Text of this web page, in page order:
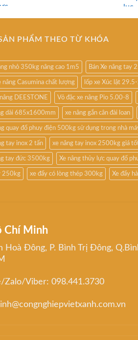
PHẨM THEO TỪ KHÓA
nhỏ 350kg nâng cao 1m5 Bán Xe nâng tay
nâng Casumina chất lượng lốp xe Xúc lật
DEESTONE Vỏ đặc xe nâng Pio 5.00-8
dài 685x1600mm xe nâng gắn cân đài loan
quay đổ phuy điện 500kg sử dụng trong nhà
tay inox 2 tấn xe nâng tay inox 2500kg giá
tay đức 3500kg Xe nâng thủy lực quay đổ
250kg xe đẩy có lòng thép 300kg Xe đẩy
Chí Minh
Hoà Đông, P. Bình Trị Đông,
Zalo/Viber: 098.441.3730